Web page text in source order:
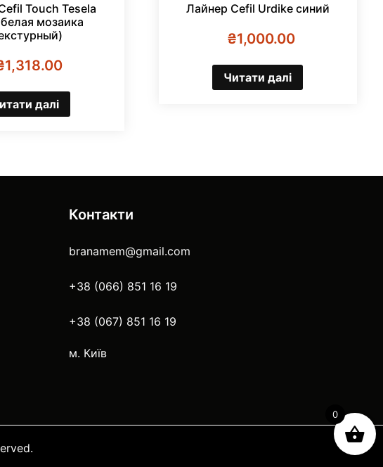
Touch Tesela
мозаика
1,318.00
далі
Лайнер Cefil Urdike синий
₴1,000.00
Читати далі
Контакти
branamem@gmail.com
+38 (066) 851 16 19
+38 (067) 851 16 19
м. Київ
0